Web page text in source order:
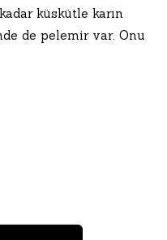
küskütle karın
de pelemir var. Onu